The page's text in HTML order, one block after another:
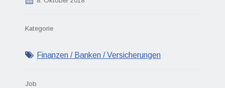
Kategorie
Finanzen / Banken / Versicherungen
Job